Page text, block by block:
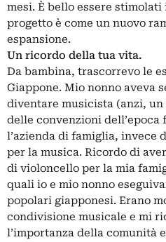
mesi. È bello essere
progetto è come un nuovo
espansione.
Un ricordo della tua vita.
Da bambina, trascorrevo le
Giappone. Mio nonno aveva
diventare musicista (anzi, un
delle convenzioni
l’azienda di famiglia, invece
per la musica. Ricordo di
di violoncello per la mia
quali io e mio nonno
popolari giapponesi. Erano
condivisione musicale e mi
l’importanza della comunità